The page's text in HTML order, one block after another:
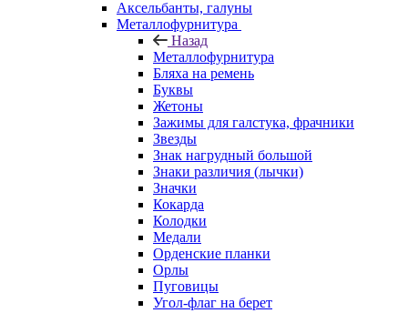
Аксельбанты, галуны
Металлофурнитура
Назад
Металлофурнитура
Бляха на ремень
Буквы
Жетоны
Зажимы для галстука, фрачники
Звезды
Знак нагрудный большой
Знаки различия (лычки)
Значки
Кокарда
Колодки
Медали
Орденские планки
Орлы
Пуговицы
Угол-флаг на берет